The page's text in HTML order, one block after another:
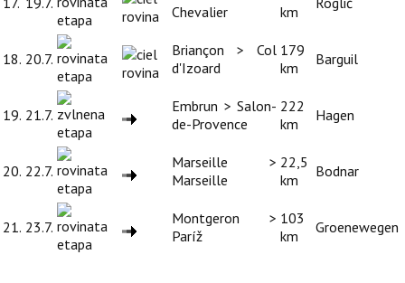
Chevalier
km
18. 20.7.
Briançon > Col
d'Izoard
179
km
Barguil
19. 21.7.
Embrun > Salon-
de-Provence
222
km
Hagen
20. 22.7.
Marseille >
Marseille
22,5
km
Bodnar
21. 23.7.
Montgeron >
Paríž
103
km
Groenewegen